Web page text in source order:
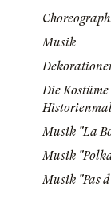
Musik
Die
Musik "La
Musik
Musik "Pas